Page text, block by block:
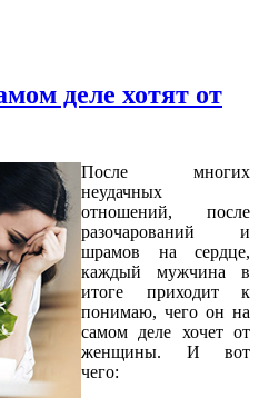
деле хотят от
После многих
неудачных
отношений, после
разочарований и
шрамов на сердце,
каждый мужчина в
итоге приходит к
понимаю, чего он на
самом деле хочет от
женщины. И вот
чего: